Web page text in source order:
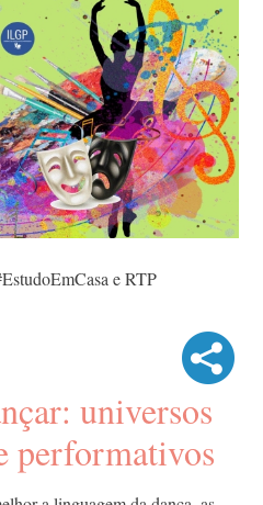
e RTP
universos
performativos